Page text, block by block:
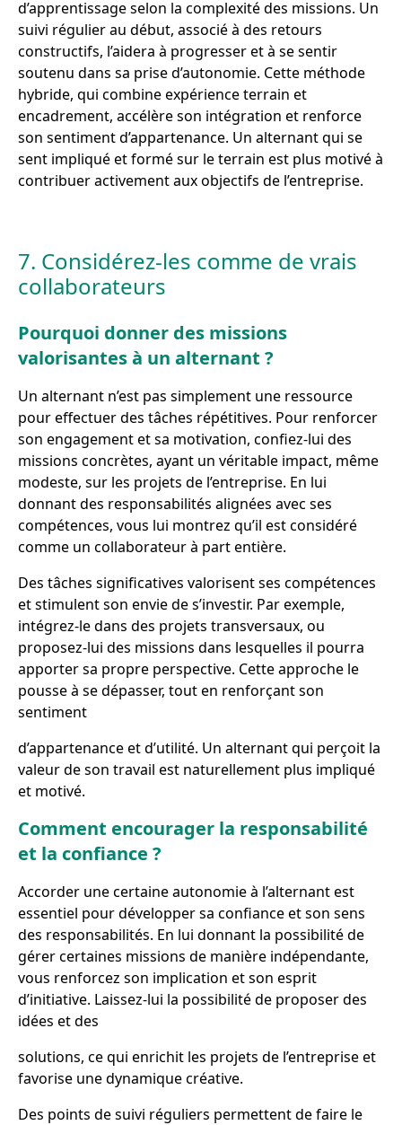
d’apprentissage selon la complexité des missions. Un
suivi régulier au début, associé à des retours
constructifs, l’aidera à progresser et à se sentir
soutenu dans sa prise d’autonomie. Cette méthode
hybride, qui combine expérience terrain et
encadrement, accélère son intégration et renforce
son sentiment d’appartenance. Un alternant qui se
sent impliqué et formé sur le terrain est plus motivé à
contribuer activement aux objectifs de l’entreprise.
7. Considérez-les comme de vrais
collaborateurs
Pourquoi donner des missions
valorisantes à un alternant ?
Un alternant n’est pas simplement une ressource
pour effectuer des tâches répétitives. Pour renforcer
son engagement et sa motivation, confiez-lui des
missions concrètes, ayant un véritable impact, même
modeste, sur les projets de l’entreprise. En lui
donnant des responsabilités alignées avec ses
compétences, vous lui montrez qu’il est considéré
comme un collaborateur à part entière.
Des tâches significatives valorisent ses compétences
et stimulent son envie de s’investir. Par exemple,
intégrez-le dans des projets transversaux, ou
proposez-lui des missions dans lesquelles il pourra
apporter sa propre perspective. Cette approche le
pousse à se dépasser, tout en renforçant son
sentiment
d’appartenance et d’utilité. Un alternant qui perçoit la
valeur de son travail est naturellement plus impliqué
et motivé.
Comment encourager la responsabilité
et la confiance ?
Accorder une certaine autonomie à l’alternant est
essentiel pour développer sa confiance et son sens
des responsabilités. En lui donnant la possibilité de
gérer certaines missions de manière indépendante,
vous renforcez son implication et son esprit
d’initiative. Laissez-lui la possibilité de proposer des
idées et des
solutions, ce qui enrichit les projets de l’entreprise et
favorise une dynamique créative.
Des points de suivi réguliers permettent de faire le